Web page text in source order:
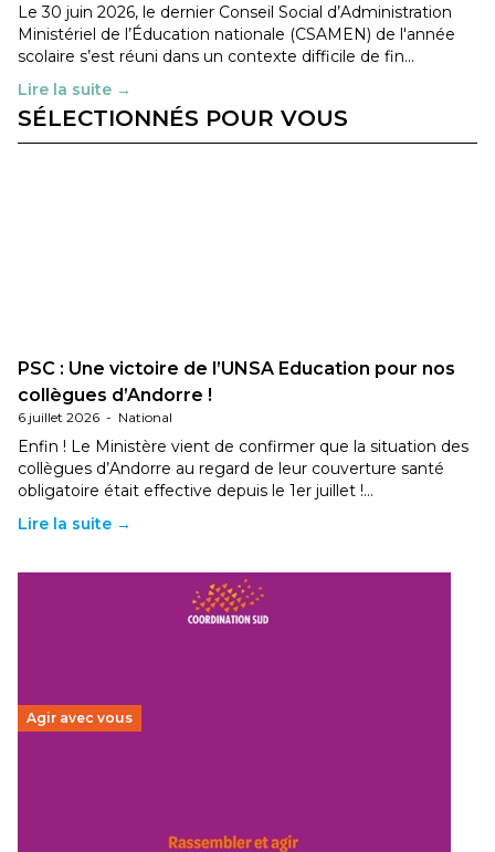
Le 30 juin 2026, le dernier Conseil Social d’Administration
Ministériel de l’Éducation nationale (CSAMEN) de l'année
scolaire s’est réuni dans un contexte difficile de fin…
Lire la suite →
SÉLECTIONNÉS POUR VOUS
PSC : Une victoire de l’UNSA Education pour nos
collègues d’Andorre !
6 juillet 2026 - National
Enfin ! Le Ministère vient de confirmer que la situation des
collègues d’Andorre au regard de leur couverture santé
obligatoire était effective depuis le 1er juillet !…
Lire la suite →
Agir avec vous